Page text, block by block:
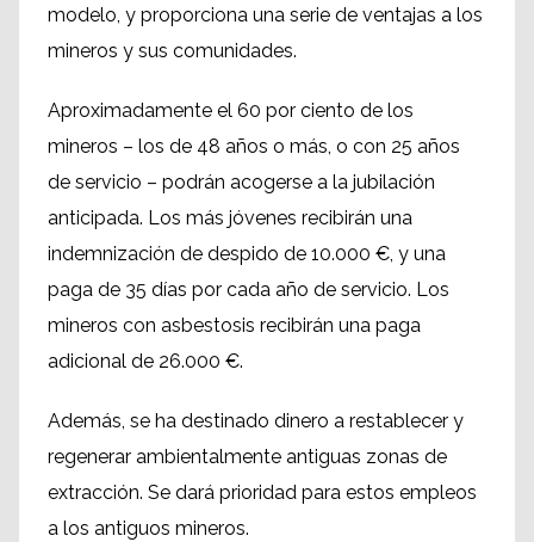
modelo, y proporciona una serie de ventajas a los
mineros y sus comunidades.
Aproximadamente el 60 por ciento de los
mineros – los de 48 años o más, o con 25 años
de servicio – podrán acogerse a la jubilación
anticipada. Los más jóvenes recibirán una
indemnización de despido de 10.000 €, y una
paga de 35 días por cada año de servicio. Los
mineros con asbestosis recibirán una paga
adicional de 26.000 €.
Además, se ha destinado dinero a restablecer y
regenerar ambientalmente antiguas zonas de
extracción. Se dará prioridad para estos empleos
a los antiguos mineros.